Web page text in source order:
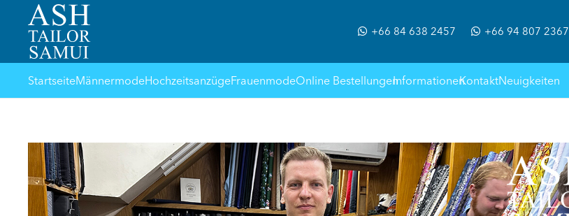
+66 84 638 2457 +66 94 807 2367
StartseiteMännermodeHochzeitsanzügeFrauenmodeOnline BestellungenInformationenKontaktNeuigkeiten